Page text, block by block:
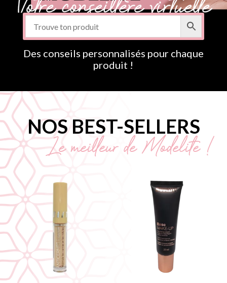
Des conseils personnalisés pour chaque
produit !
NOS BEST-SELLERS
Le meilleur de Modelite !